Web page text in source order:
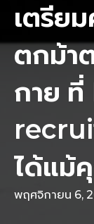
เตรีย
ตกม้า
กาย ที่
ได้แม้
พฤศจิกายน 6,